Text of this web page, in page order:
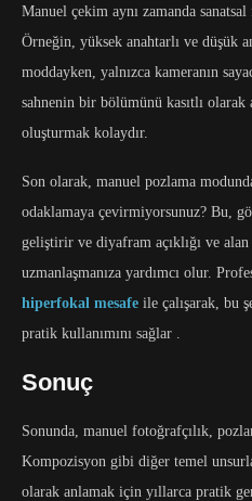
Manuel çekim aynı zamanda
Örneğin, yüksek anahtarlı ve düşük
moddayken, yalnızca kameranın
sahnenin bir bölümünü kasıtlı olarak
oluşturmak kolaydır.
Son olarak, manuel pozlama
odaklamaya çevirmiyorsunuz? Bu,
geliştirir ve diyafram açıklığı ve
uzmanlaşmanıza yardımcı olur.
hiperfokal mesafe ile çalışarak, bu
pratik kullanımını sağlar .
Sonuç
Sonunda, manuel fotoğrafçılık,
Kompozisyon gibi diğer temel
olarak anlamak için yıllarca pratik